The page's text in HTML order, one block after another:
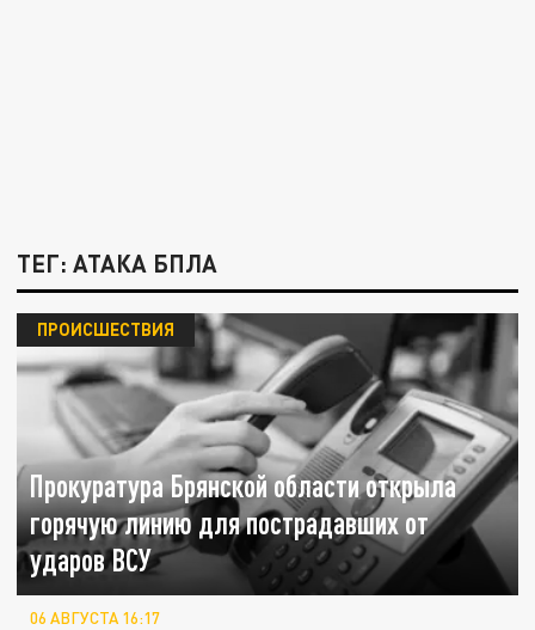
ТЕГ: АТАКА БПЛА
Прокуратура Брянской области открыла
горячую линию для пострадавших от
ударов ВСУ
ПРОИСШЕСТВИЯ
06 АВГУСТА 16:17